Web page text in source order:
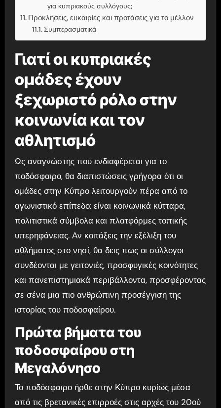
για κυπριακούς συλλόγους;
Προκλήσεις, ευκαιρίες και προτάσεις για το μέλλον
Συμπερασματικά
Γιατί οι κυπριακές
ομάδες έχουν
ξεχωριστό ρόλο στην
κοινωνία και τον
αθλητισμό
Ως αναγνώστης που ενδιαφέρεται για το
ποδόσφαιρο, θα διαπιστώσεις γρήγορα ότι οι
ομάδες στην Κύπρο λειτουργούν πέρα από το
αγωνιστικό επίπεδο: είναι κοινωνικά κύτταρα,
πολιτιστικά σύμβολα και πλατφόρμες τοπικής
υπερηφάνειας. Αν κοιτάξεις την εξέλιξη του
αθλήματος στο νησί, θα δεις πως οι σύλλογοι
συνδέονται με γειτονιές, προσφυγικές κοινότητες
και πανεπιστημιακά περιβάλλοντα, προσφέροντας
σε σένα μια πιο ανθρώπινη προσέγγιση της
ιστορίας του ποδοσφαίρου.
Πρώτα βήματα του
ποδοσφαίρου στη
Μεγαλόνησο
Το ποδόσφαιρο ήρθε στην Κύπρο κυρίως μέσα
από τις βρετανικές επιρροές στις αρχές του 20ού